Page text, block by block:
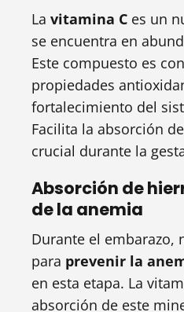
La vitamina C es un
se encuentra en
Este compuesto es
propiedades
fortalecimiento del
Facilita la absorción
crucial durante la
Absorción de
de la anemia
Durante el embarazo,
para prevenir la
en esta etapa. La
absorción de este